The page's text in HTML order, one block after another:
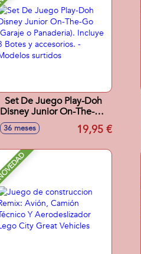
Set De Juego Play-Doh
Disney Junior On-The-Go
(Garaje o Panaderia).
Incluye 3 Botes y
36 meses 19,95 €